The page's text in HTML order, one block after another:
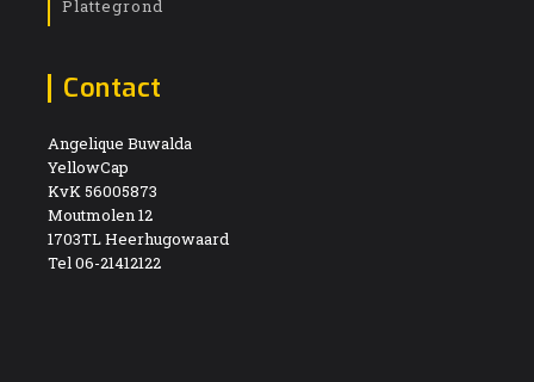
Plattegrond
Contact
Angelique Buwalda
YellowCap
KvK 56005873
Moutmolen 12
1703TL Heerhugowaard
Tel 06-21412122